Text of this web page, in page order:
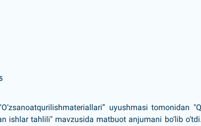
uyushmasi tomonidan
ishlar tahlili" mavzusida matbuot anjumani bo‘lib